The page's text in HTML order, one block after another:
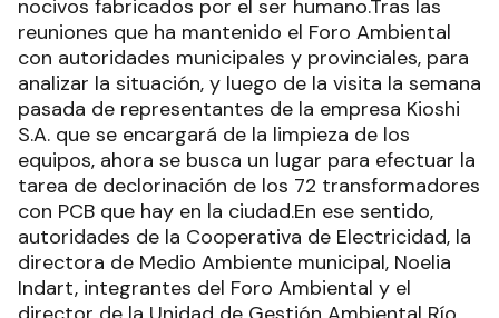
nocivos fabricados por el ser humano.Tras las
reuniones que ha mantenido el Foro Ambiental
con autoridades municipales y provinciales, para
analizar la situación, y luego de la visita la semana
pasada de representantes de la empresa Kioshi
S.A. que se encargará de la limpieza de los
equipos, ahora se busca un lugar para efectuar la
tarea de declorinación de los 72 transformadores
con PCB que hay en la ciudad.En ese sentido,
autoridades de la Cooperativa de Electricidad, la
directora de Medio Ambiente municipal, Noelia
Indart, integrantes del Foro Ambiental y el